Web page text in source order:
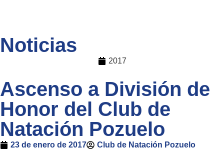
Noticias
2017
Ascenso a División de
Honor del Club de
Natación Pozuelo
23 de enero de 2017 Club de Natación Pozuelo